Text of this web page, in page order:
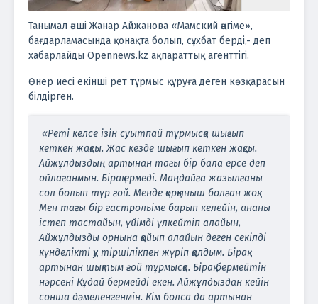
Танымал әнші Жанар Айжанова «Мамский әңгіме»,
бағдарламасында қонақта болып, сұхбат берді,- деп
хабарлайды Opennews.kz ақпараттық агенттігі.
Өнер иесі екінші рет тұрмыс құруға деген көзқарасын
білдірген.
«Реті келсе ізін суытпай тұрмысқа шығып
кеткен жақсы. Жас кезде шығып кеткен жақсы.
Айжұлдыздың артынан тағы бір бала ерсе деп
ойлағанмын. Бірақ ермеді. Маңдайға жазылғаны
сол болып тұр ғой. Менде қорқыныш болған жоқ.
Мен тағы бір гастрольіме барып келейін, ананы
істеп тастайын, үйімді үлкейтіп алайын,
Айжұлдызды орнына қойып алайын деген секілді
күнделікті қу тіршілікпен жүріп қалдым. Бірақ
артынан шықтым ғой тұрмысқа. Бірақ бермейтін
нәрсені Құдай бермейді екен. Айжұлдыздан кейін
сонша дәмеленгенмін. Кім болса да артынан